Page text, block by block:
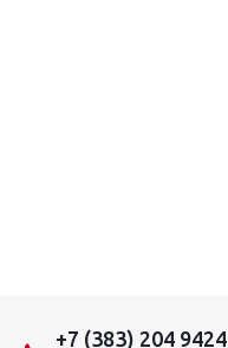
+7 (383) 204 9424